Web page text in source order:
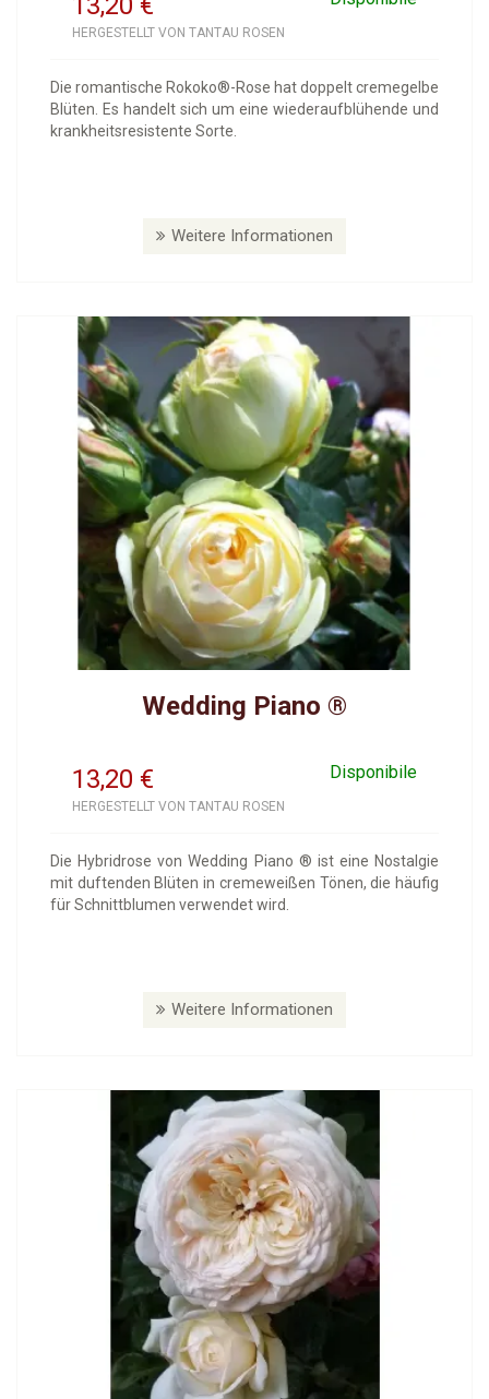
HERGESTELLT VON TANTAU ROSEN
Die romantische Rokoko®-Rose hat doppelt cremegelbe
Blüten. Es handelt sich um eine wiederaufblühende und
krankheitsresistente Sorte.
Weitere Informationen
Wedding Piano ®
13,20 Disponibile
€
HERGESTELLT VON TANTAU ROSEN
Die Hybridrose von Wedding Piano ® ist eine Nostalgie
mit duftenden Blüten in cremeweißen Tönen, die häufig
für Schnittblumen verwendet wird.
Weitere Informationen